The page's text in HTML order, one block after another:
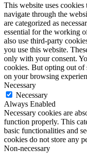
This website uses
navigate through the
are categorized as
essential for the working
also use third-party
you use this website.
only with your consent.
cookies. But opting out of
on your browsing
Necessary
Necessary
Always Enabled
Necessary cookies are
function properly. This
basic functionalities and
cookies do not store any
Non-necessary